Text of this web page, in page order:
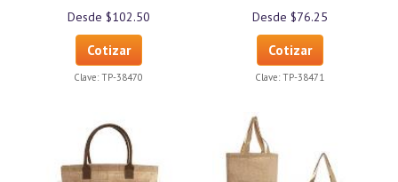
Desde $102.50
Cotizar
Clave: TP-38470
Desde $76.25
Cotizar
Clave: TP-38471